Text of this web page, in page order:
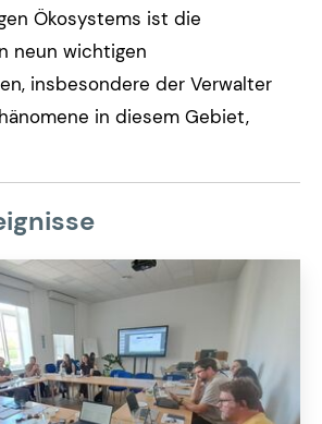
Ökosystems ist die
neun wichtigen
insbesondere der Verwalter
in diesem Gebiet,